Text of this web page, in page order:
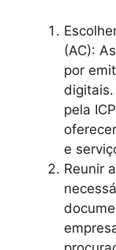
(AC):
por
pela
e
Reunir